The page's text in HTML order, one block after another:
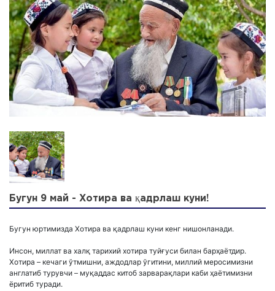
Бугун 9 май - Хотира ва қадрлаш куни!
Бугун юртимизда Хотира ва қадрлаш куни кенг нишонланади.
Инсон, миллат ва халқ тарихий хотира туйғуси билан барҳаётдир.
Хотира – кечаги ўтмишни, аждодлар ўгитини, миллий меросимизни
англатиб турувчи – муқаддас китоб зарварақлари каби ҳаётимизни
ёритиб туради.